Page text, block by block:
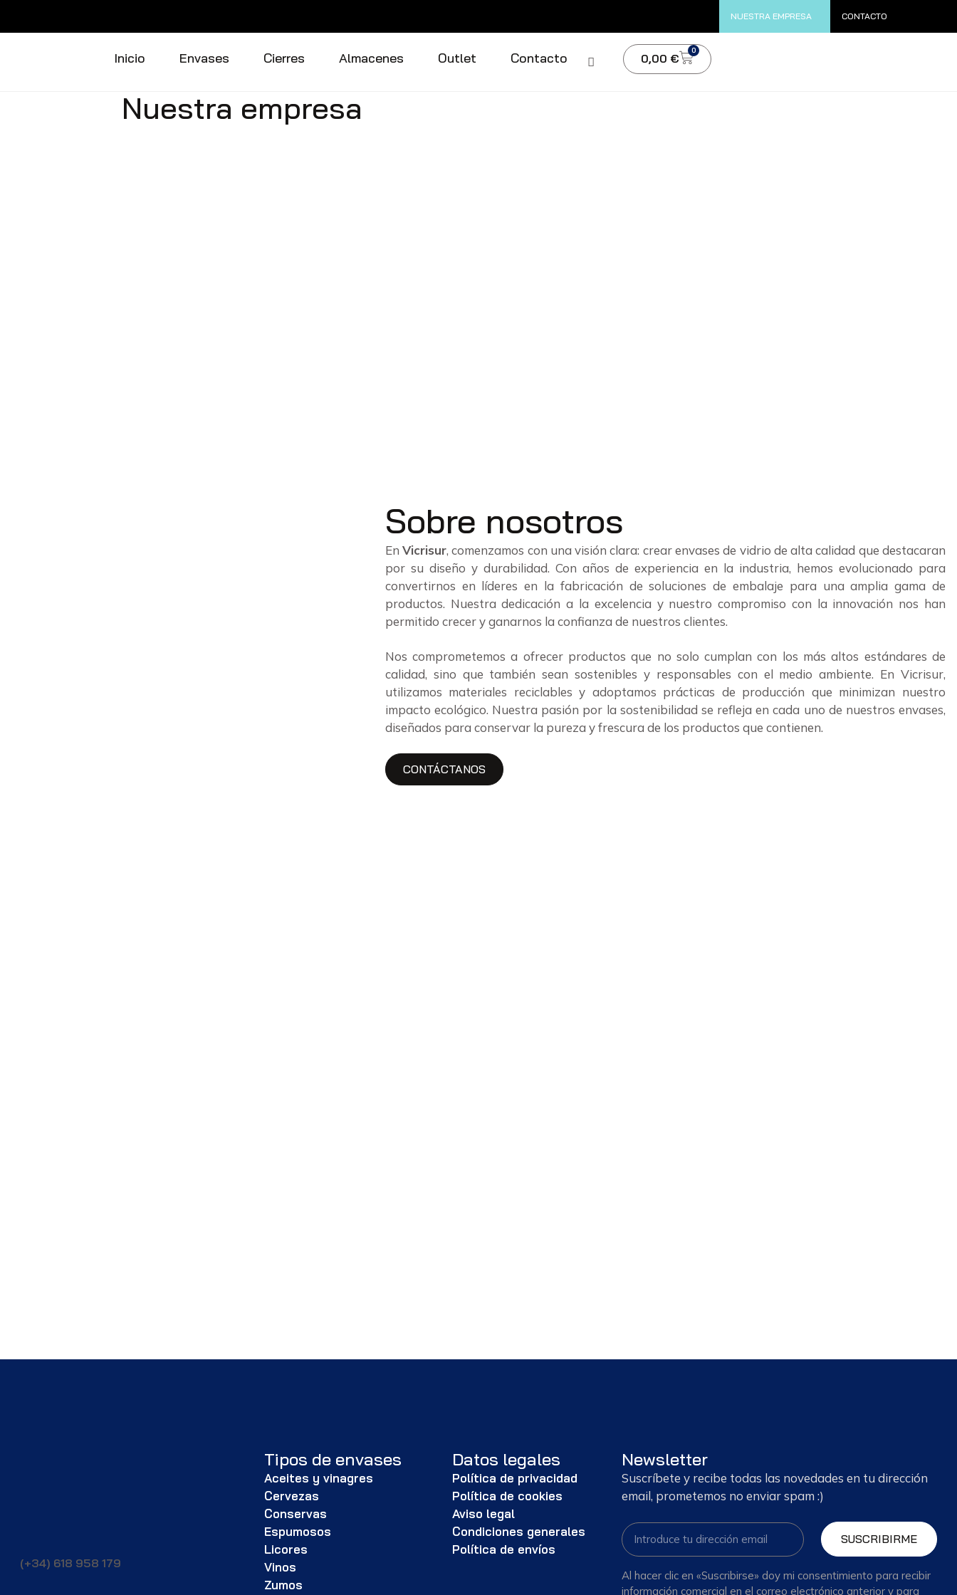
NUESTRA EMPRESA CONTACTO
Inicio Envases Cierres Almacenes Outlet Contacto 0,00 €
0
Nuestra empresa
Sobre nosotros
EnVicrisur, comenzamos con una visión clara: crear envases de vidrio de alta calidad que destacaran
por su diseño y durabilidad. Con años de experiencia en la industria, hemos evolucionado para
convertirnos en líderes en la fabricación de soluciones de embalaje para una amplia gama de
productos. Nuestra dedicación a la excelencia y nuestro compromiso con la innovación nos han
permitido crecer y ganarnos la confianza de nuestros clientes.
Nos comprometemos a ofrecer productos que no solo cumplan con los más altos estándares de
calidad, sino que también sean sostenibles y responsables con el medio ambiente. En Vicrisur,
utilizamos materiales reciclables y adoptamos prácticas de producción que minimizan nuestro
impacto ecológico. Nuestra pasión por la sostenibilidad se refleja en cada uno de nuestros envases,
diseñados para conservar la pureza y frescura de los productos que contienen.
CONTÁCTANOS
(+34) 618 958 179
Tipos de envases
Aceites y vinagres
Cervezas
Conservas
Espumosos
Licores
Vinos
Zumos
Datos legales
Política de privacidad
Política de cookies
Aviso legal
Condiciones generales
Política de envíos
Newsletter
Suscríbete y recibe todas las novedades en tu dirección
email, prometemos no enviar spam :)
SUSCRIBIRME
Al hacer clic en «Suscribirse» doy mi consentimiento para recibir
información comercial en el correo electrónico anterior y para